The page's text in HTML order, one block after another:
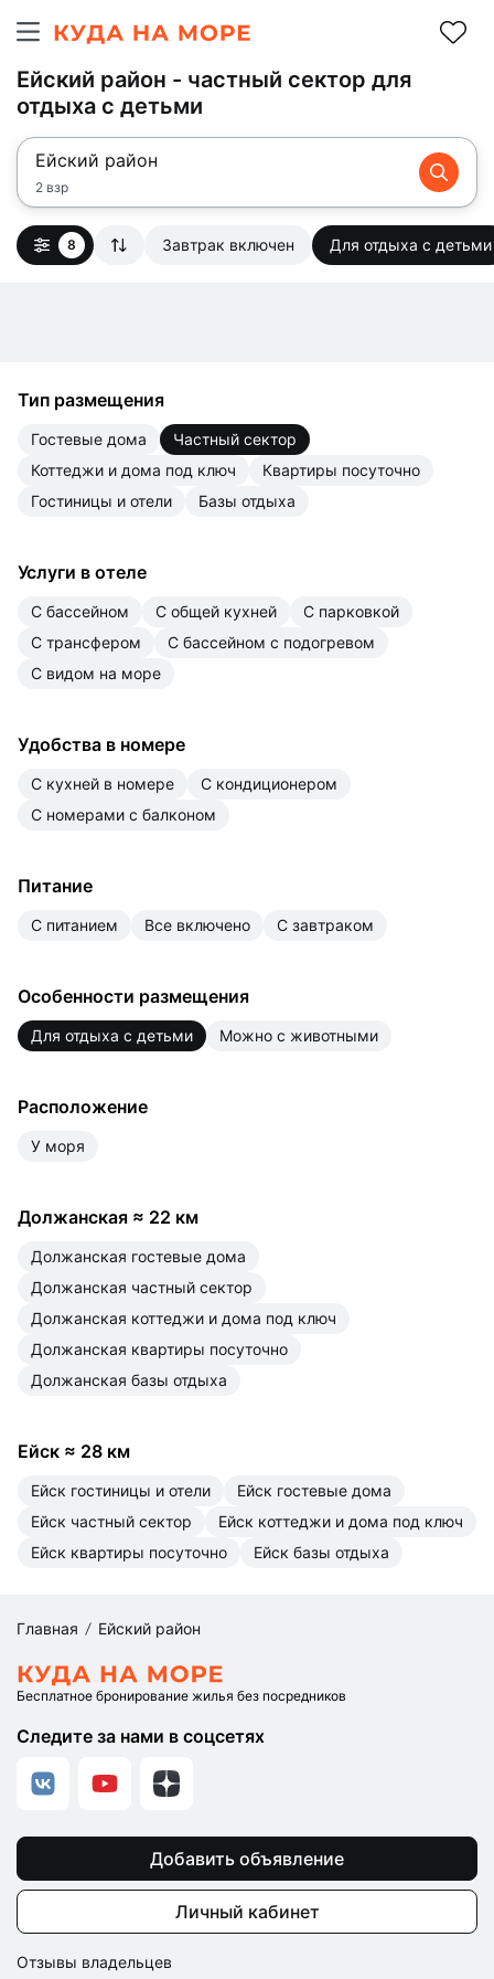
Ейский район - частный сектор для
отдыха с детьми
Ейский район
2 взр
8 Завтрак включен Для отдыха с детьми
Тип размещения
гостевые дома
частный сектор
коттеджи и дома под ключ
квартиры посуточно
гостиницы и отели
базы отдыха
Услуги в отеле
с бассейном с общей кухней
с парковкой
с трансфером
с бассейном с подогревом
с видом на море
Удобства в номере
с кухней в номере
с кондиционером
с номерами с балконом
Питание
с питанием все включено с завтраком
Особенности размещения
для отдыха с детьми можно с животными
Расположение
у моря
Должанская ≈ 22 км
Должанская гостевые дома
Должанская частный сектор
Должанская коттеджи и дома под ключ
Должанская квартиры посуточно
Должанская базы отдыха
Ейск ≈ 28 км
Ейск гостиницы и отели
Ейск гостевые дома
Ейск частный сектор
Ейск коттеджи и дома под ключ
Ейск квартиры посуточно
Ейск базы отдыха
Главная Ейский район
Бесплатное бронирование жилья без посредников
Следите за нами в соцсетях
Добавить объявление
Личный кабинет
Отзывы владельцев